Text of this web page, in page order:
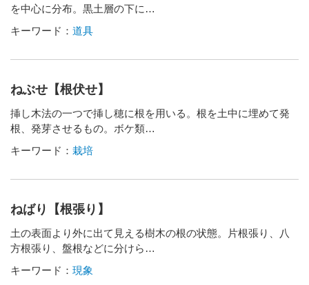
を中心に分布。黒土層の下に…
キーワード： 道具
ねぶせ【根伏せ】
挿し木法の一つで挿し穂に根を用いる。根を土中に埋めて発
根、発芽させるもの。ボケ類…
キーワード： 栽培
ねばり【根張り】
土の表面より外に出て見える樹木の根の状態。片根張り、八
方根張り、盤根などに分けら…
キーワード： 現象